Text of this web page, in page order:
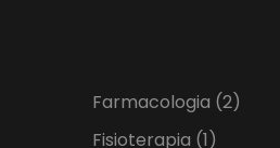
Farmacologia (2)
Fisioterapia (1)